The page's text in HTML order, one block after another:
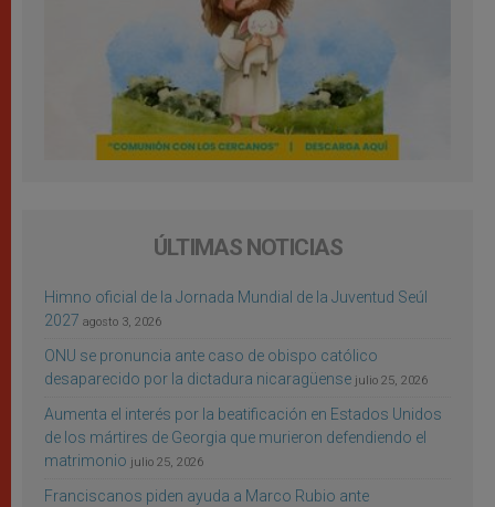
ÚLTIMAS NOTICIAS
Himno oficial de la Jornada Mundial de la Juventud Seúl
2027 agosto 3, 2026
ONU se pronuncia ante caso de obispo católico
desaparecido por la dictadura nicaragüense julio 25, 2026
Aumenta el interés por la beatificación en Estados Unidos
de los mártires de Georgia que murieron defendiendo el
matrimonio julio 25, 2026
Franciscanos piden ayuda a Marco Rubio ante